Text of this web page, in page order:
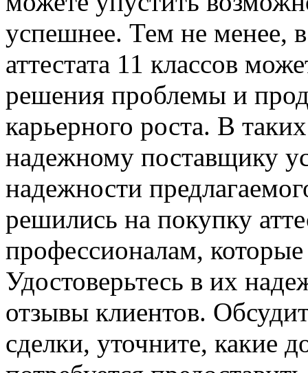
успешнее. Тем не менее,
аттестата 11 классов
решения проблемы и
карьерного роста. В
надежному поставщику
надежности
решились на покупку
профессионалам,
Удостоверьтесь в их
отзывы клиентов.
сделки, уточните, какие